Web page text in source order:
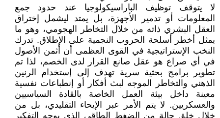
لا يتوقف توظيف الباراسيكولوجيا عند حدود جمع
المعلومات أو تدمير الأجهزة، بل يمتد ليشمل إختراق
العقل البشري ذاته من خلال التخاطر الهجومي، وهو ما
يمثل أخطر أسلحة الحروب النجمية على الإطلاق. تدرك
النخب الإستراتيجية في القوى العظمى أن أثمن الأصول
في أي صراع هو عقل صانع القرار لدى الخصم، لذا تم
تطوير برامج بحثية سرية تهدف إلى إستخدام الرنين
الذهني والتخاطر الموجه لبث أفكار أو إنطباعات نفسية
معينة داخل بيئة العمل الخاصة بالقادة السياسيين
والعسكريين. لا يتم الأمر عبر الإيحاء التقليدي، بل من
خلال خلق حالة من الضغط الطاقي الذي يوجه التفكير